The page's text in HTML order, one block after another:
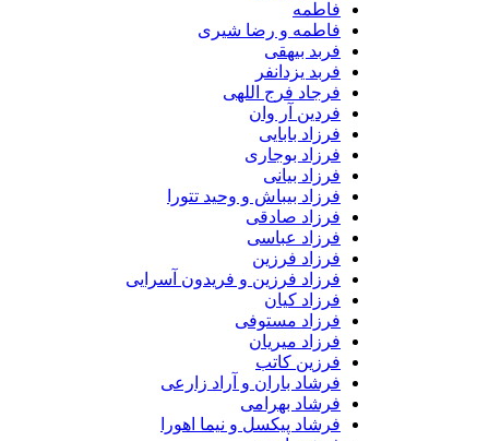
فاطمه و رضا شیری
فربد بیهقی
فربد یزدانفر
فرجاد فرج اللهی
فردین آر وان
فرزاد بابایی
فرزاد بوجاری
فرزاد بیانی
فرزاد بیباش و وحید تتورا
فرزاد صادقی
فرزاد عباسی
فرزاد فرزین
فرزاد فرزین و فریدون آسرایی
فرزاد کیان
فرزاد مستوفی
فرزاد میریان
فرزین کاتب
فرشاد باران و آراد زارعی
فرشاد بهرامی
فرشاد پیکسل و نیما اهورا